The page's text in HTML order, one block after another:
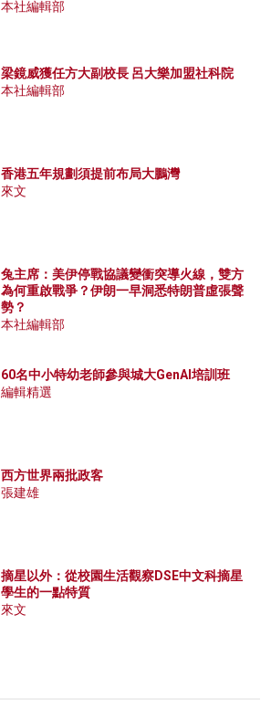
本社編輯部
梁鏡威獲任方大副校長 呂大樂加盟社科院
本社編輯部
香港五年規劃須提前布局大鵬灣
來文
兔主席：美伊停戰協議變衝突導火線，雙方
為何重啟戰爭？伊朗一早洞悉特朗普虛張聲
勢？
本社編輯部
60名中小特幼老師參與城大GenAI培訓班
編輯精選
西方世界兩批政客
張建雄
摘星以外：從校園生活觀察DSE中文科摘星
學生的一點特質
來文